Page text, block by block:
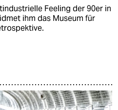
Feeling der 90er in
ihm das Museum für